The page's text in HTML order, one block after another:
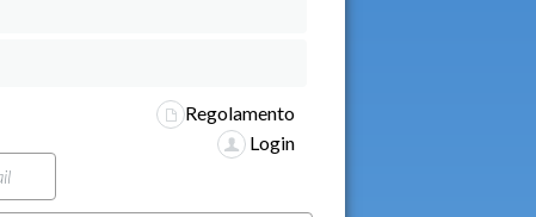
Regolamento
Login